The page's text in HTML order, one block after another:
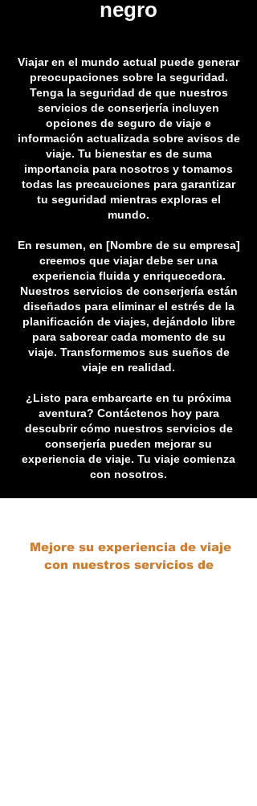
negro
Viajar en el mundo actual puede generar
preocupaciones sobre la seguridad.
Tenga la seguridad de que nuestros
servicios de conserjería incluyen
opciones de seguro de viaje e
información actualizada sobre avisos de
viaje. Tu bienestar es de suma
importancia para nosotros y tomamos
todas las precauciones para garantizar
tu seguridad mientras exploras el
mundo.
En resumen, en [Nombre de su empresa]
creemos que viajar debe ser una
experiencia fluida y enriquecedora.
Nuestros servicios de conserjería están
diseñados para eliminar el estrés de la
planificación de viajes, dejándolo libre
para saborear cada momento de su
viaje. Transformemos sus sueños de
viaje en realidad.
¿Listo para embarcarte en tu próxima
aventura? Contáctenos hoy para
descubrir cómo nuestros servicios de
conserjería pueden mejorar su
experiencia de viaje. Tu viaje comienza
con nosotros.
Mejore su experiencia de viaje
con nuestros servicios de